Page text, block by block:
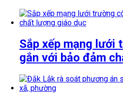
Sắp xếp mạng lưới
gắn với bảo đảm